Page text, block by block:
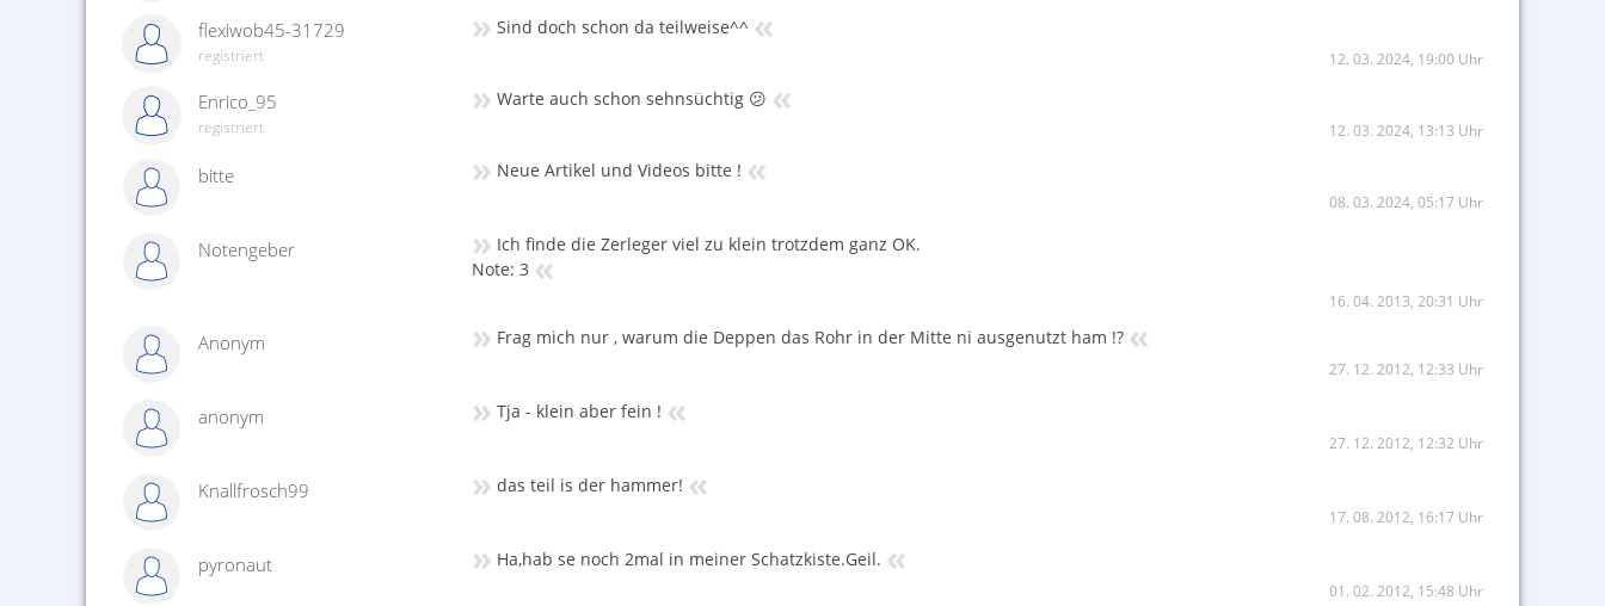
flexiwob45-31729
registriert
» Sind doch schon da teilweise^^ «
12. 03. 2024, 19:00 Uhr
Enrico_95
registriert
» Warte auch schon sehnsüchtig 😕 «
12. 03. 2024, 13:13 Uhr
bitte » Neue Artikel und Videos bitte ! «
08. 03. 2024, 05:17 Uhr
Notengeber » Ich finde die Zerleger viel zu klein trotzdem ganz OK.
Note: 3 «
16. 04. 2013, 20:31 Uhr
Anonym » Frag mich nur , warum die Deppen das Rohr in der Mitte ni ausgenutzt ham !? «
27. 12. 2012, 12:33 Uhr
anonym » Tja - klein aber fein ! «
27. 12. 2012, 12:32 Uhr
Knallfrosch99 » das teil is der hammer! «
17. 08. 2012, 16:17 Uhr
pyronaut » Ha,hab se noch 2mal in meiner Schatzkiste.Geil. «
01. 02. 2012, 15:48 Uhr